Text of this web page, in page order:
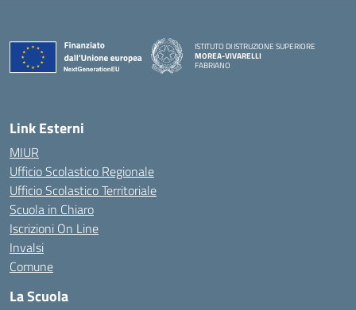
ISTITUTO DI ISTRUZIONE SUPERIORE
MOREA-VIVARELLI
FABRIANO
Link Esterni
MIUR
Ufficio Scolastico Regionale
Ufficio Scolastico Territoriale
Scuola in Chiaro
Iscrizioni On Line
Invalsi
Comune
La Scuola